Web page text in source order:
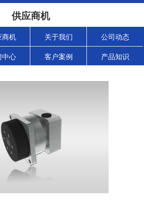
供应商机
商机 关于我们 公司动态
中心 客户案例 产品知识